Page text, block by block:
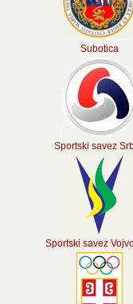
Subotica
Sportski savez
Sportski savez